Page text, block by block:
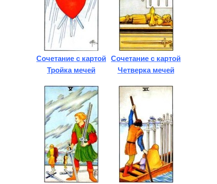
Сочетание с картой
Тройка мечей
Сочетание с картой
Четверка мечей